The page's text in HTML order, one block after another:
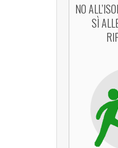
NO
SÌ